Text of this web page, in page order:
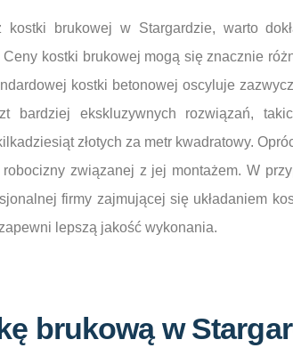
brukowej w Stargardzie, warto
kostki brukowej mogą się znacznie
kostki betonowej oscyluje
bardziej ekskluzywnych rozwiązań,
złotych za metr kwadratowy.
związanej z jej montażem. W
firmy zajmującej się układaniem
lepszą jakość wykonania.
brukową w